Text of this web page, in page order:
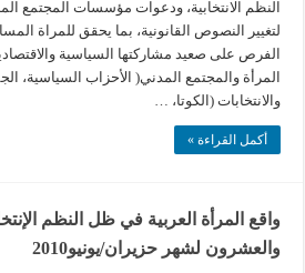
النظم الانتخابية، ودعوات مؤسسات المجتمع
لتغيير النصوص القانونية، بما يحقق للمراة
والانتخابات (الكوتا، …
أكمل القراءة »
واقع المرأة العربية في ظل النظم
والعشرون لشهر حزيران/يونيو2010